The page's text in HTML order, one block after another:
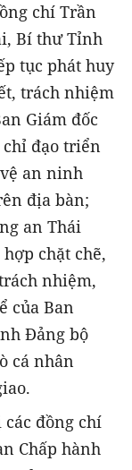
chí Trần
Bí thư Tỉnh
tục phát huy
trách nhiệm
Giám đốc
đạo triển
an ninh
địa bàn;
an Thái
chặt chẽ,
nhiệm,
của Ban
Đảng bộ
cá nhân
đồng chí
Chấp hành